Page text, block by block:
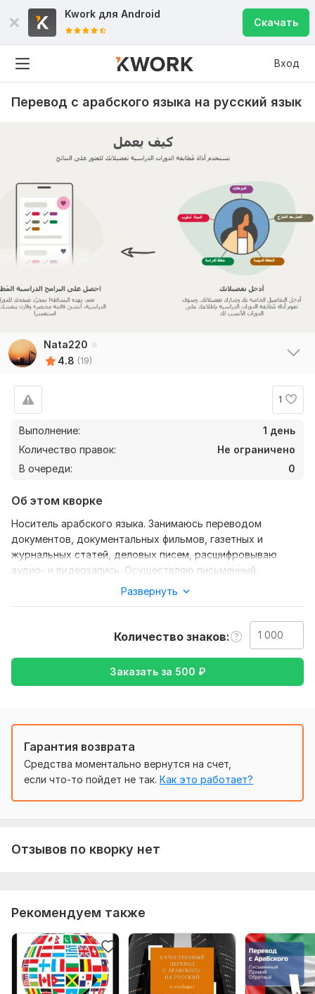
Kwork для Android
Скачать
Вход
Перевод с арабского языка на русский язык
Nata220
4.8 (19)
1
Выполнение:
1 день
Количество правок:
Не ограничено
В очереди:
0
Об этом кворке
Носитель арабского языка. Занимаюсь переводом
документов, документальных фильмов, газетных и
журнальных статей, деловых писем, расшифровываю
аудио- и видеозапись. Осуществляю письменный
художественный, официальный, экономический,
публицистический перевод и устный разговорно-бытовой
Письменный перевод от 500 рублей за 1000 знаков.
Нужно для заказа:
Чтобы совершить заказ, напишите пожалуйста
Работа, карьера,Финансы, банки,
Язык перевода:
Развернуть
Количество знаков
Заказать за 500 ₽
Гарантия возврата
Средства моментально вернутся на счет,
если что-то пойдет не так. Как это работает?
Отзывов по кворку нет
Рекомендуем также